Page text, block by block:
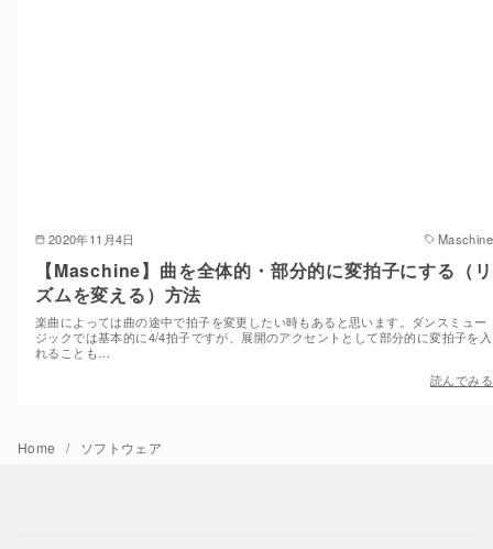
2020年11月4日 Maschine
【Maschine】曲を全体的・部分的に変拍子にする（リ
ズムを変える）方法
楽曲によっては曲の途中で拍子を変更したい時もあると思います。ダンスミュー
ジックでは基本的に4/4拍子ですが、展開のアクセントとして部分的に変拍子を入
れることも…
読んでみる
Home ソフトウェア